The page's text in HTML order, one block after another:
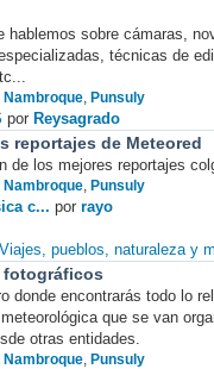
hablemos sobre cámaras,
técnicas de
Nambroque, Punsuly
por Reysagrado
reportajes de Meteored
de los mejores reportajes
Nambroque, Punsuly
c... por rayo
Viajes, pueblos, naturaleza y
donde encontrarás todo lo
que se van
otras entidades.
Nambroque, Punsuly